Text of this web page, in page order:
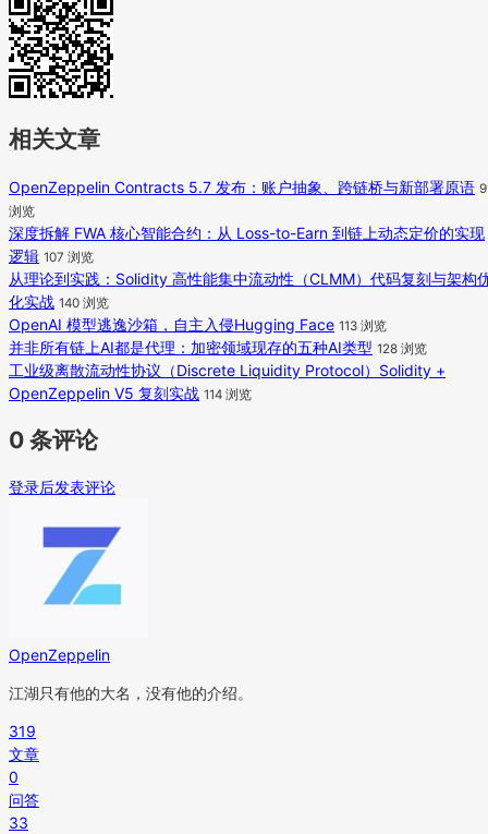
相关文章
OpenZeppelin Contracts 5.7 发布：账户抽象、跨链桥与新部署原语
浏览
深度拆解 FWA 核心智能合约：从 Loss-to-Earn 到链上动态定价的实现
逻辑 107 浏览
从理论到实践：Solidity 高性能集中流动性（CLMM）代码复刻与架构
化实战 140 浏览
OpenAI 模型逃逸沙箱，自主入侵Hugging Face 113 浏览
并非所有链上AI都是代理：加密领域现存的五种AI类型 128 浏览
工业级离散流动性协议（Discrete Liquidity Protocol）Solidity +
OpenZeppelin V5 复刻实战 114 浏览
0 条评论
登录后发表评论
OpenZeppelin
江湖只有他的大名，没有他的介绍。
319
文章
0
问答
33